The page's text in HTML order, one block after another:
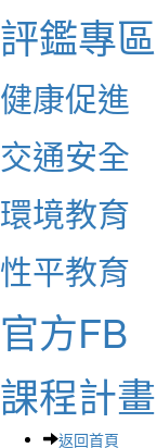
評鑑專區
健康促進
交通安全
環境教育
性平教育
官方FB
課程計畫
返回首頁